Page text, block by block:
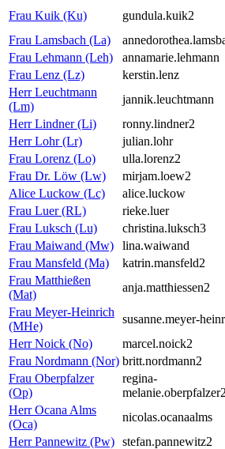
Frau Kuik (Ku)
gundula.kuik2
Frau Lamsbach (La)
Frau Lehmann (Leh)
annamarie.lehmann
Frau Lenz (Lz)
kerstin.lenz
Herr Leuchtmann
(Lm)
jannik.leuchtmann
Herr Lindner (Li)
ronny.lindner2
Herr Lohr (Lr)
julian.lohr
Frau Lorenz (Lo)
ulla.lorenz2
Frau Dr. Löw (Lw)
mirjam.loew2
Alice Luckow (Lc)
alice.luckow
Frau Luer (RL)
rieke.luer
Frau Luksch (Lu)
christina.luksch3
Frau Maiwand (Mw)
lina.waiwand
Frau Mansfeld (Ma)
katrin.mansfeld2
Frau Matthießen
(Mat)
anja.matthiessen2
Frau Meyer-Heinrich
(MHe)
susanne.meyer-
Herr Noick (No)
marcel.noick2
Frau Nordmann (Nor) britt.nordmann2
Frau Oberpfalzer
(Op)
regina-
melanie.oberpfalzer2
Herr Ocana Alms
(Oca)
nicolas.ocanaalms
Herr Pannewitz (Pw) stefan.pannewitz2